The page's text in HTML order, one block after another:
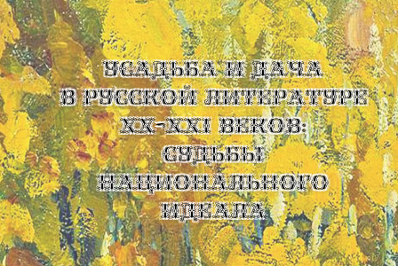
УСАДЬБА И ДАЧА
В РУССКОЙ ЛИТЕРАТУРЕ
XX-XXI ВЕКОВ:
СУДЬБЫ
НАЦИОНАЛЬНОГО
ИДЕАЛА